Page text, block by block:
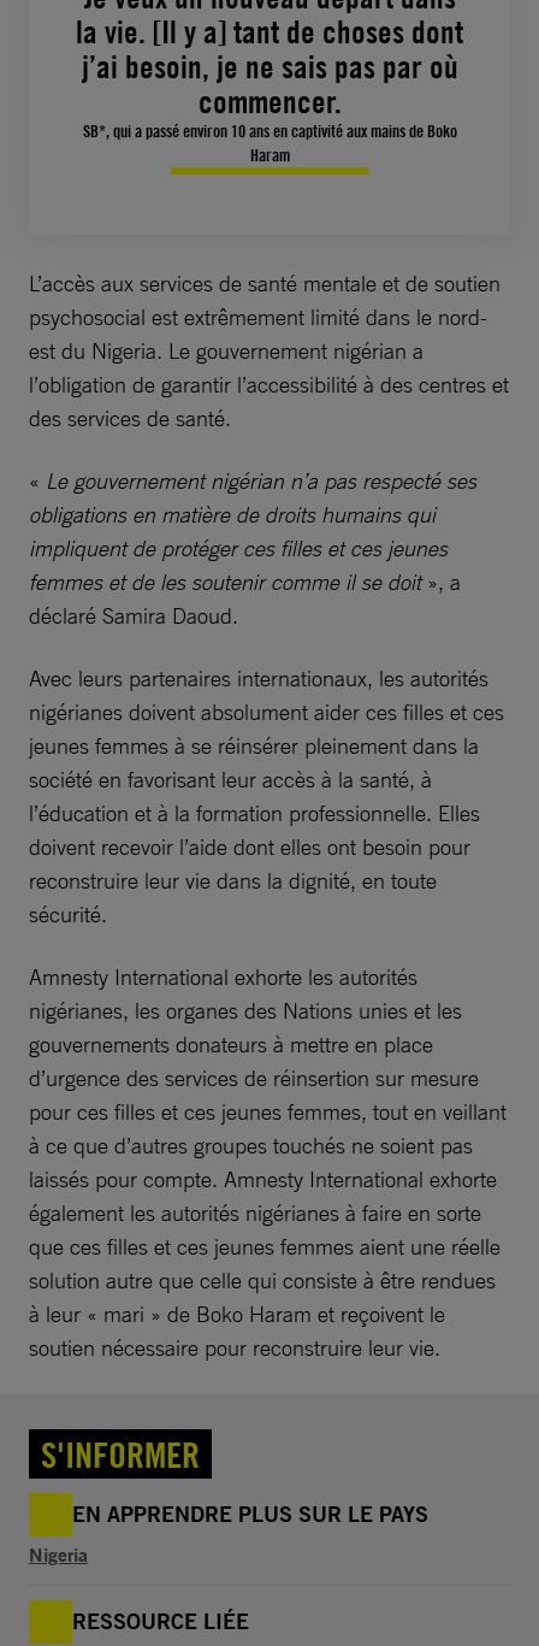
la vie. [Il y a] tant de choses dont
j’ai besoin, je ne sais pas par où
commencer.
SB*, qui a passé environ 10 ans en captivité aux mains de Boko
Haram
L’accès aux services de santé mentale et de soutien
psychosocial est extrêmement limité dans le nord-
est du Nigeria. Le gouvernement nigérian a
l’obligation de garantir l’accessibilité à des centres et
des services de santé.
« Le gouvernement nigérian n’a pas respecté ses
obligations en matière de droits humains qui
impliquent de protéger ces filles et ces jeunes
femmes et de les soutenir comme il se doit», a
déclaré Samira Daoud.
Avec leurs partenaires internationaux, les autorités
nigérianes doivent absolument aider ces filles et ces
jeunes femmes à se réinsérer pleinement dans la
société en favorisant leur accès à la santé, à
l’éducation et à la formation professionnelle. Elles
doivent recevoir l’aide dont elles ont besoin pour
reconstruire leur vie dans la dignité, en toute
sécurité.
Amnesty International exhorte les autorités
nigérianes, les organes des Nations unies et les
gouvernements donateurs à mettre en place
d’urgence des services de réinsertion sur mesure
pour ces filles et ces jeunes femmes, tout en veillant
à ce que d’autres groupes touchés ne soient pas
laissés pour compte. Amnesty International exhorte
également les autorités nigérianes à faire en sorte
que ces filles et ces jeunes femmes aient une réelle
solution autre que celle qui consiste à être rendues
à leur « mari » de Boko Haram et reçoivent le
soutien nécessaire pour reconstruire leur vie.
S'INFORMER
EN APPRENDRE PLUS SUR LE PAYS
Nigeria
RESSOURCE LIÉE